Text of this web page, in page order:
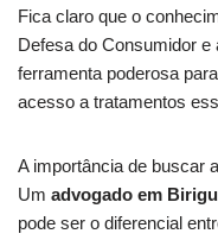
Fica claro que o
Defesa do Consumidor
ferramenta poderosa
acesso a tratamentos
A importância de buscar
Um advogado em
pode ser o diferencial